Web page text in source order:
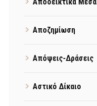
Αποζημίωση
Απόψεις-Δράσεις
Αστικό Δίκαιο